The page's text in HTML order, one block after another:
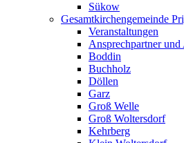
Sükow
Gesamtkirchengemeinde
Veranstaltungen
Ansprechpartner und
Boddin
Buchholz
Döllen
Garz
Groß Welle
Groß Woltersdorf
Kehrberg